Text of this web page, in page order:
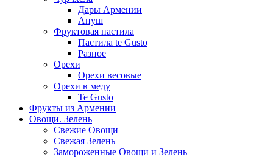
Дары Армении
Ануш
Фруктовая пастила
Пастила te Gusto
Разное
Орехи
Орехи весовые
Орехи в меду
Te Gusto
Фрукты из Армении
Овощи. Зелень
Свежие Овощи
Свежая Зелень
Замороженные Овощи и Зелень